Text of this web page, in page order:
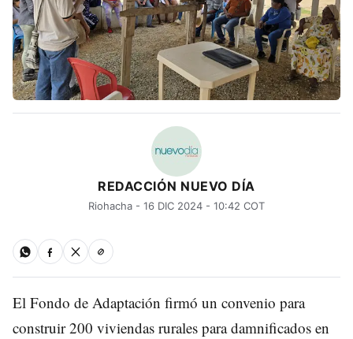
REDACCIÓN NUEVO DÍA
Riohacha - 16 DIC 2024 - 10:42 COT
El Fondo de Adaptación firmó un convenio para
construir 200 viviendas rurales para damnificados en